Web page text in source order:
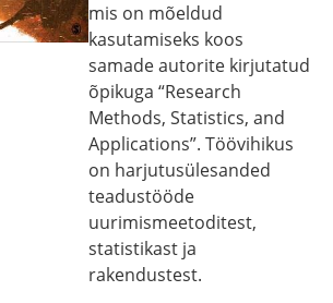
mis on mõeldud
kasutamiseks koos
samade autorite kirjutatud
õpikuga “Research
Methods, Statistics, and
Applications”. Töövihikus
on harjutusülesanded
teadustööde
uurimismeetoditest,
statistikast ja
rakendustest.